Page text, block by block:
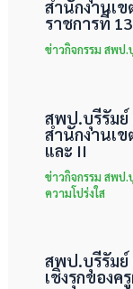
สำนักงานเ
ราชการที่ 13
ข่าวกิจกรรม สพป.
สพป.บุรีรัมย์
สำนักงานเ
และ II
ข่าวกิจกรรม สพป.
ความโปร่งใส
สพป.บุรีรัมย์
เชิงรุกของ